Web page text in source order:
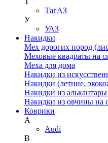
ТагАЗ
У
УАЗ
Накидки
Мех дорогих пород
Меховые квадраты на
Меха для дома
Накидки из
Накидки (летние,
Накидки из
Накидки из овчины на
Коврики
A
Audi
B